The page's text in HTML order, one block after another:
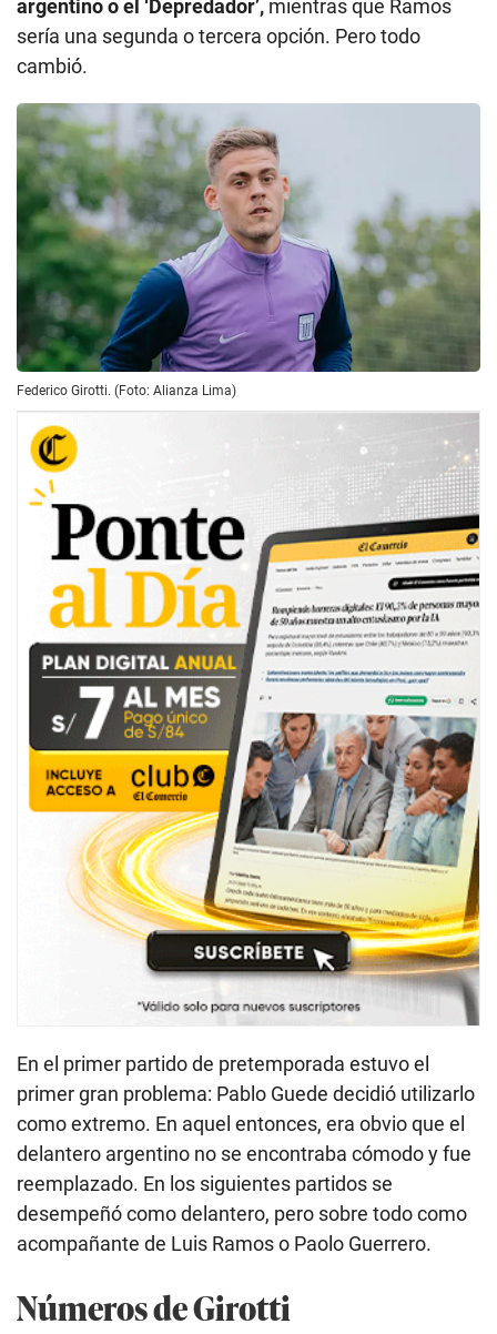
argentino o el ‘Depredador’, mientras que Ramos
sería una segunda o tercera opción. Pero todo
cambió.
Federico Girotti. (Foto: Alianza Lima)
En el primer partido de pretemporada estuvo el
primer gran problema: Pablo Guede decidió utilizarlo
como extremo. En aquel entonces, era obvio que el
delantero argentino no se encontraba cómodo y fue
reemplazado. En los siguientes partidos se
desempeñó como delantero, pero sobre todo como
acompañante de Luis Ramos o Paolo Guerrero.
Números de Girotti